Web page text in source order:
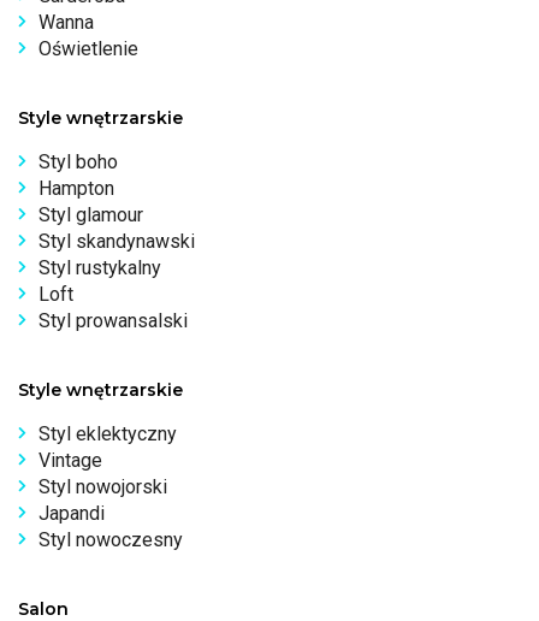
Wanna
Oświetlenie
Style wnętrzarskie
Styl boho
Hampton
Styl glamour
Styl skandynawski
Styl rustykalny
Loft
Styl prowansalski
Style wnętrzarskie
Styl eklektyczny
Vintage
Styl nowojorski
Japandi
Styl nowoczesny
Salon